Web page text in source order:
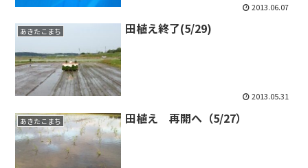
2013.06.07
あきたこまち 田植え終了(5/29)
2013.05.31
あきたこまち 田植え 再開へ（5/27）